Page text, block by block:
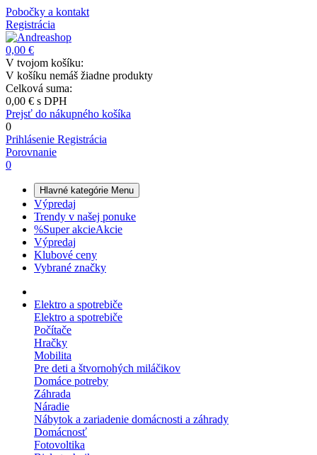
Pobočky a kontakt
Registrácia
0,00 €
V tvojom košíku:
V košíku nemáš žiadne produkty
Celková suma:
0,00 € s DPH
Prejsť do nákupného košíka
0
Prihlásenie Registrácia
Porovnanie
0
Hlavné kategórie Menu
Výpredaj
Trendy v našej ponuke
%Super akcieAkcie
Výpredaj
Klubové ceny
Vybrané značky
Elektro a spotrebiče
Elektro a spotrebiče
Počítače
Hračky
Mobilita
Pre deti a štvornohých miláčikov
Domáce potreby
Záhrada
Náradie
Nábytok a zariadenie domácnosti a záhrady
Domácnosť
Fotovoltika